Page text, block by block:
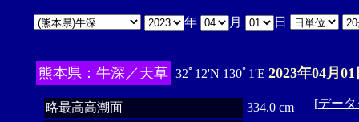
年 月 日
熊本県：牛深／天草 32ﾟ12'N 130ﾟ1'E 2023年04月
略最高高潮面
334.0 cm
[デー